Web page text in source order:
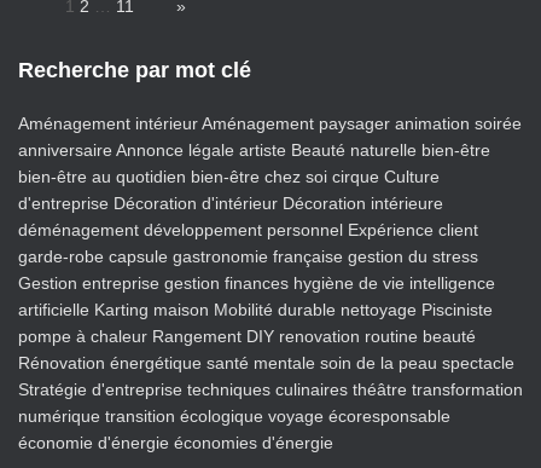
1 2 11 »
Recherche par mot clé
Aménagement intérieurAménagement paysager animation soirée
anniversaire Annonce légale artiste Beauté naturelle bien-être
bien-être au quotidien bien-être chez soi cirque Culture
d'entreprise Décoration d'intérieur Décoration intérieure
déménagement développement personnel Expérience client
garde-robe capsule gastronomie française gestion du stress
Gestion entreprise gestion finances hygiène de vie intelligence
artificielle Karting maison Mobilité durable nettoyage Pisciniste
pompe à chaleur Rangement DIY renovation routine beauté
Rénovation énergétique santé mentale soin de la peau spectacle
Stratégie d'entreprise techniques culinaires théâtre transformation
numérique transition écologique voyage écoresponsable
économie d'énergie économies d'énergie